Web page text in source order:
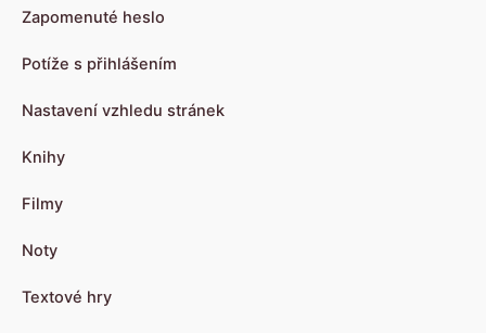
Zapomenuté heslo
Potíže s přihlášením
Nastavení vzhledu stránek
Knihy
Filmy
Noty
Textové hry